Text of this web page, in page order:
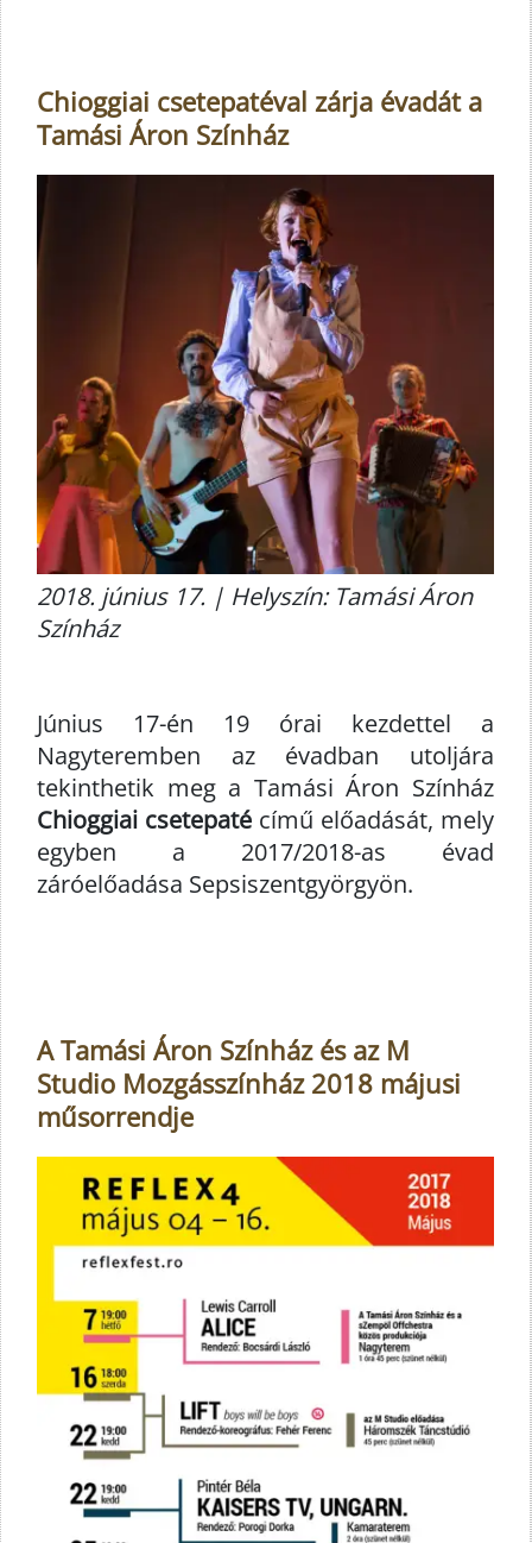
Chioggiai csetepatéval zárja évadát a
Tamási Áron Színház
2018. június 17. | Helyszín: Tamási Áron
Színház
Június 17-én 19 órai kezdettel a
Nagyteremben az évadban utoljára
tekinthetik meg a Tamási Áron Színház
Chioggiai csetepaté című előadását, mely
egyben a 2017/2018-as évad
záróelőadása Sepsiszentgyörgyön.
A Tamási Áron Színház és az M
Studio Mozgásszínház 2018 májusi
műsorrendje